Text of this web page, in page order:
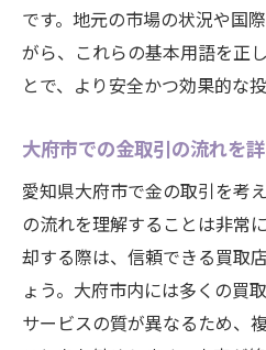
です。地元の市場の状況や国
がら、これらの基本用語を正
とで、より安全かつ効果的な
大府市での金取引の流れを
愛知県大府市で金の取引を考
の流れを理解することは非常
却する際は、信頼できる買取
ょう。大府市内には多くの買
サービスの質が異なるため、